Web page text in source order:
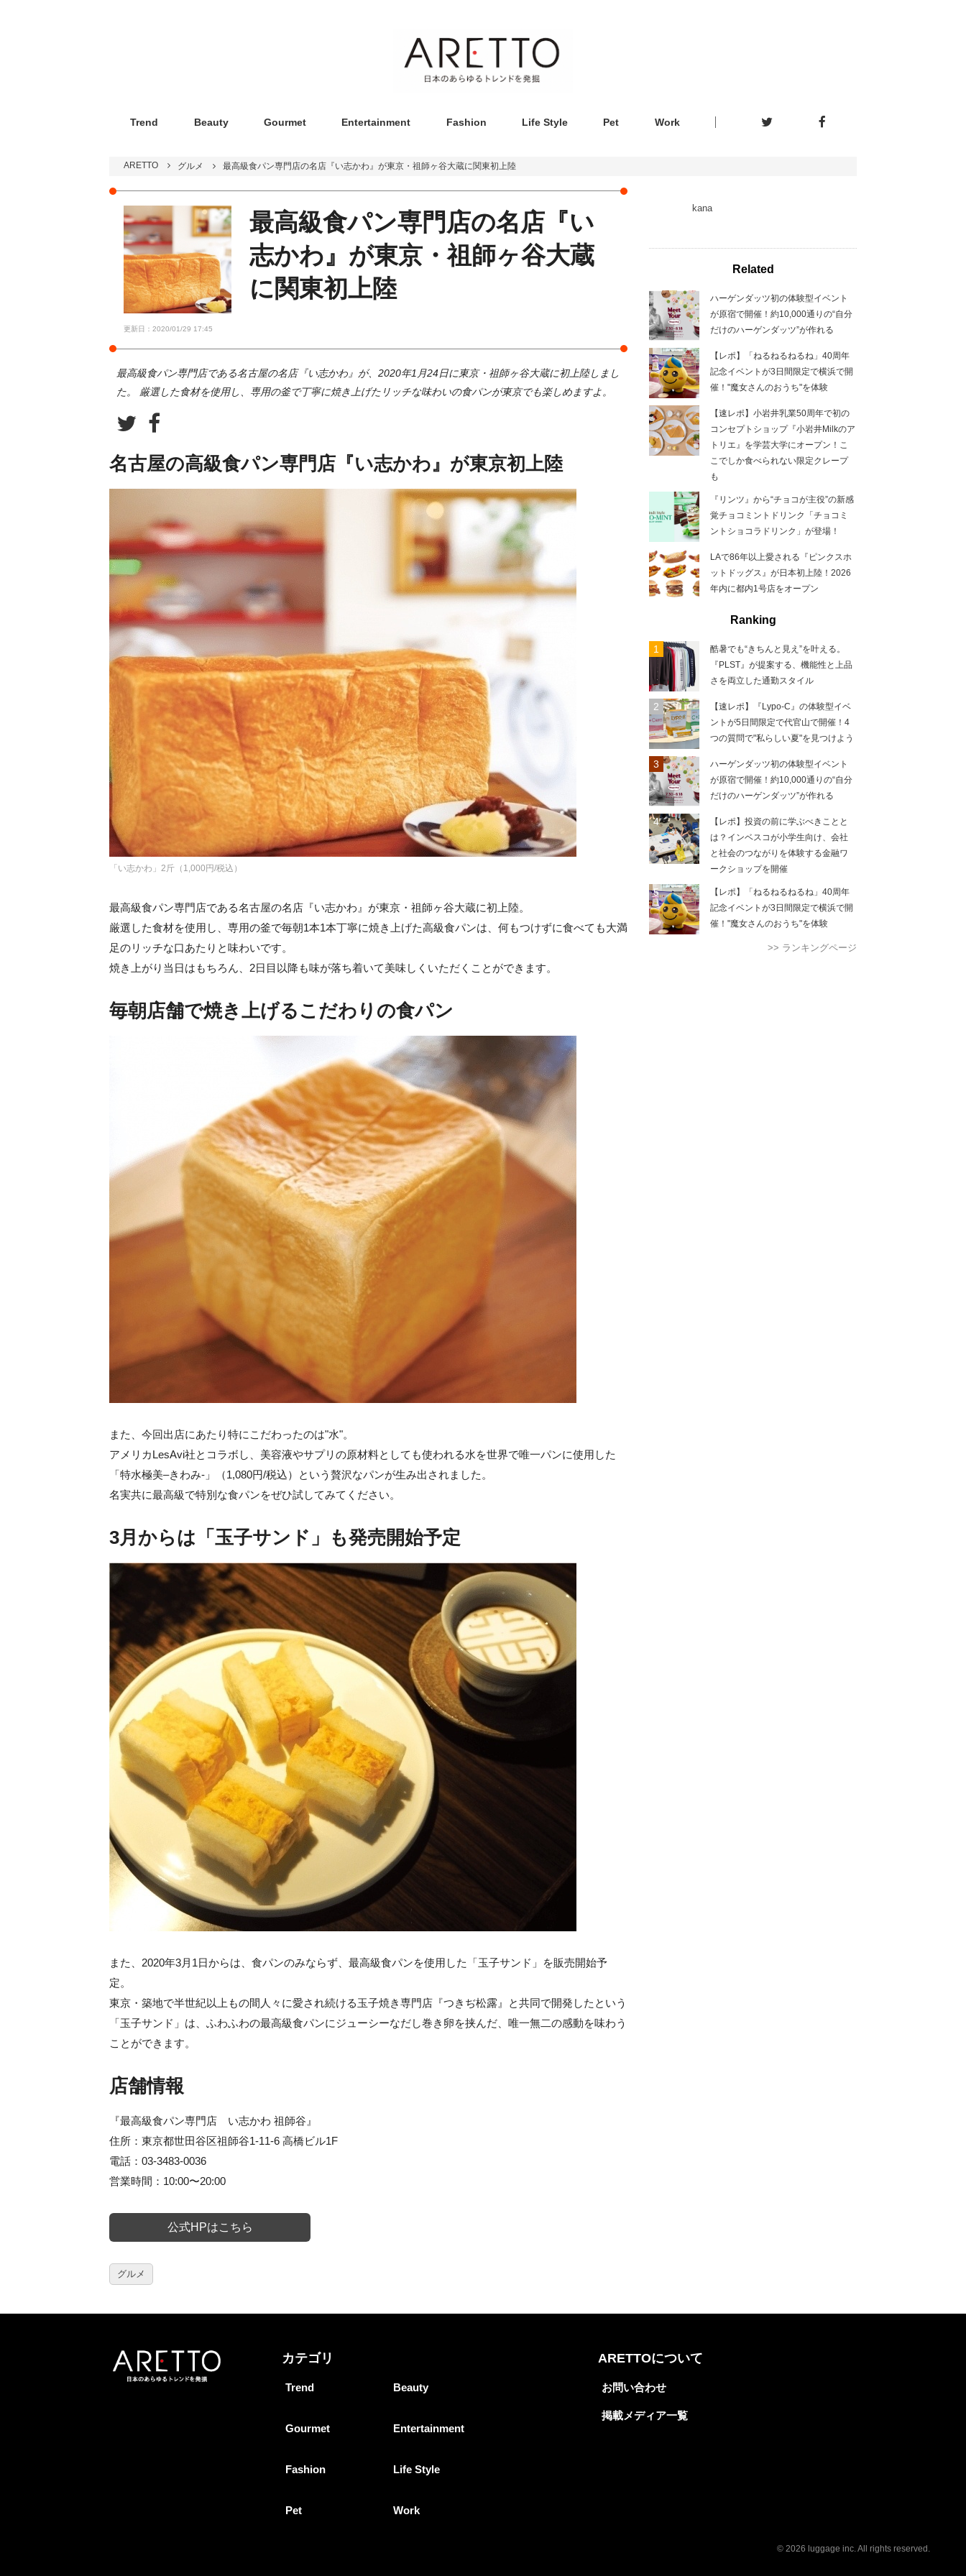
Trend Beauty Gourmet Entertainment Fashion Life Style Pet Work
ARETTO グルメ 最高級食パン専門店の名店『い志かわ』が東京・祖師ヶ谷大蔵に関東初上陸
最高級食パン専門店の名店『い
志かわ』が東京・祖師ヶ谷大蔵
に関東初上陸
更新日：2020/01/29 17:45
最高級食パン専門店である名古屋の名店『い志かわ』が、2020年1月24日に東京・祖師ヶ谷大蔵に初上陸しまし
た。 厳選した食材を使用し、専用の釜で丁寧に焼き上げたリッチな味わいの食パンが東京でも楽しめますよ。
名古屋の高級食パン専門店『い志かわ』が東京初上陸
「い志かわ」2斤（1,000円/税込）
最高級食パン専門店である名古屋の名店『い志かわ』が東京・祖師ヶ谷大蔵に初上陸。
厳選した食材を使用し、専用の釜で毎朝1本1本丁寧に焼き上げた高級食パンは、何もつけずに食べても大満
足のリッチな口あたりと味わいです。
焼き上がり当日はもちろん、2日目以降も味が落ち着いて美味しくいただくことができます。
毎朝店舗で焼き上げるこだわりの食パン
また、今回出店にあたり特にこだわったのは"水"。
アメリカLesAvi社とコラボし、美容液やサプリの原材料としても使われる水を世界で唯一パンに使用した
「特水極美–きわみ-」（1,080円/税込）という贅沢なパンが生み出されました。
名実共に最高級で特別な食パンをぜひ試してみてください。
3月からは「玉子サンド」も発売開始予定
また、2020年3月1日からは、食パンのみならず、最高級食パンを使用した「玉子サンド」を販売開始予
定。
東京・築地で半世紀以上もの間人々に愛され続ける玉子焼き専門店『つきぢ松露』と共同で開発したという
「玉子サンド」は、ふわふわの最高級食パンにジューシーなだし巻き卵を挟んだ、唯一無二の感動を味わう
ことができます。
店舗情報
『最高級食パン専門店 い志かわ 祖師谷』
住所：東京都世田谷区祖師谷1-11-6 高橋ビル1F
電話：03-3483-0036
営業時間：10:00〜20:00
公式HPはこちら
グルメ
kana
Related
ハーゲンダッツ初の体験型イベント
が原宿で開催！約10,000通りの“自分
だけのハーゲンダッツ”が作れる
【レポ】「ねるねるねるね」40周年
記念イベントが3日間限定で横浜で開
催！"魔女さんのおうち"を体験
【速レポ】小岩井乳業50周年で初の
コンセプトショップ『小岩井Milkのア
トリエ』を学芸大学にオープン！こ
こでしか食べられない限定クレープ
も
『リンツ』から“チョコが主役”の新感
覚チョコミントドリンク「チョコミ
ントショコラドリンク」が登場！
LAで86年以上愛される『ピンクスホ
ットドッグス』が日本初上陸！2026
年内に都内1号店をオープン
Ranking
酷暑でも“きちんと見え”を叶える。
『PLST』が提案する、機能性と上品
さを両立した通勤スタイル
【速レポ】『Lypo-C』の体験型イベ
ントが5日間限定で代官山で開催！4
つの質問で"私らしい夏"を見つけよう
ハーゲンダッツ初の体験型イベント
が原宿で開催！約10,000通りの“自分
だけのハーゲンダッツ”が作れる
【レポ】投資の前に学ぶべきことと
は？インベスコが小学生向け、会社
と社会のつながりを体験する金融ワ
ークショップを開催
【レポ】「ねるねるねるね」40周年
記念イベントが3日間限定で横浜で開
催！"魔女さんのおうち"を体験
>> ランキングページ
カテゴリ
Trend Beauty
Gourmet Entertainment
Fashion Life Style
Pet Work
ARETTOについて
お問い合わせ
掲載メディア一覧
© 2026 luggage inc. All rights reserved.